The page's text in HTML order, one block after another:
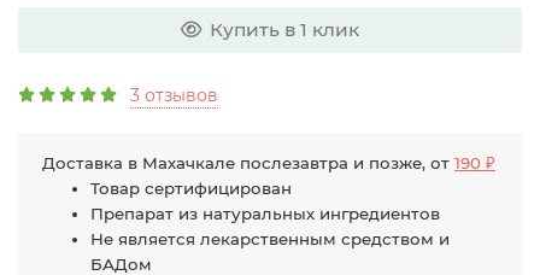
Купить в 1 клик
3 отзывов
Доставка в Махачкале послезавтра и позже, от 190 ₽
Товар сертифицирован
Препарат из натуральных ингредиентов
Не является лекарственным средством и
БАДом